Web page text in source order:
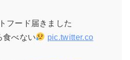
フード届きました
食べない
pic.twitter.co